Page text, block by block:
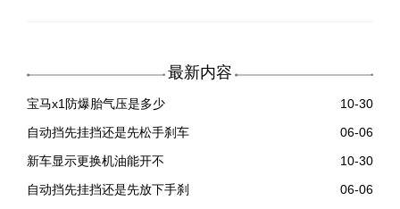
最新内容
宝马x1防爆胎气压是多少
10-30
自动挡先挂挡还是先松手刹车
06-06
新车显示更换机油能开不
10-30
自动挡先挂挡还是先放下手刹
06-06